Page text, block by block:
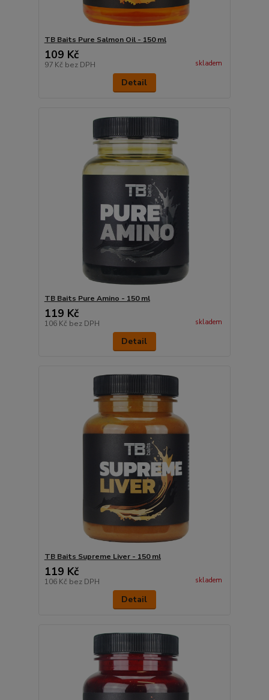
TB Baits Pure Salmon Oil - 150 ml
109 Kč
97 Kč bez DPH skladem
Detail
TB Baits Pure Amino - 150 ml
119 Kč
106 Kč bez DPH skladem
Detail
TB Baits Supreme Liver - 150 ml
119 Kč
106 Kč bez DPH skladem
Detail